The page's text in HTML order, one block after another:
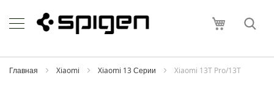
to
Content
Моя
h
o
Главная Xiaomi Xiaomi 13 Серии Xiaomi 13T Pro/13T